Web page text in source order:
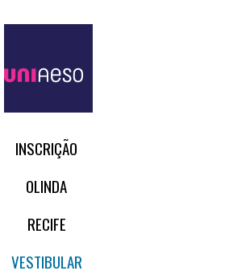
INSCRIÇÃO
OLINDA
RECIFE
VESTIBULAR